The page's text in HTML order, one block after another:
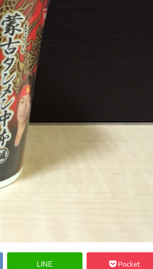
LINE Pocket